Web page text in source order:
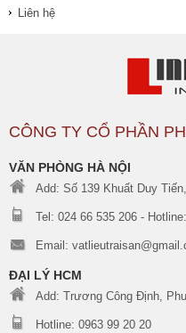
Liên hệ
CÔNG TY CỔ PHẦN
VĂN PHÒNG HÀ NỘI
Add: Số 139 Khuất Duy
Tel: 024 66 535 206 -
Email:
ĐẠI LÝ HCM
Add: Trương Công Định,
Hotline: 0963 99 20 20